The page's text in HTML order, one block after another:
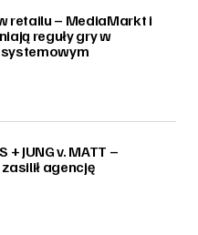
retailu – MediaMarkt i
reguły gry w
+ JUNG v. MATT –
agencję